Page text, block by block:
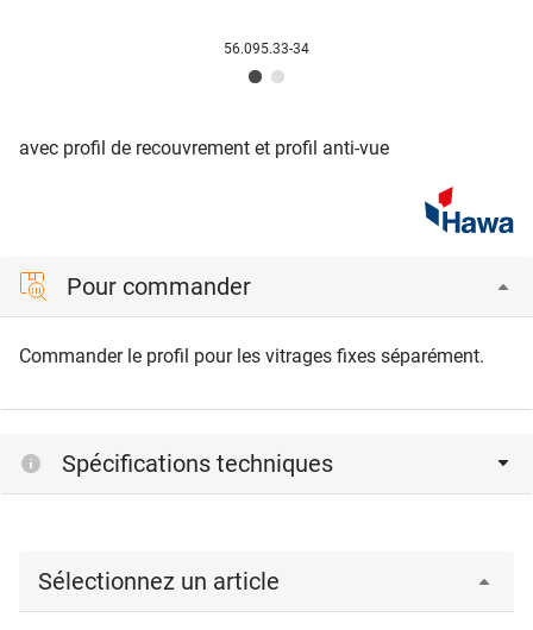
56.095.33-34
avec profil de recouvrement et profil anti-vue
Pour commander
Commander le profil pour les vitrages fixes séparément.
Spécifications techniques
Sélectionnez un article